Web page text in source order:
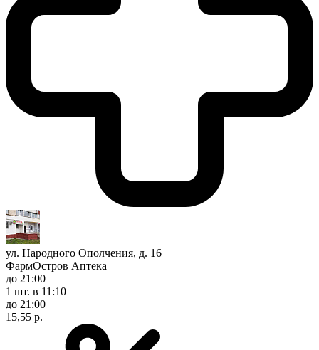
ул. Народного Ополчения, д. 16
ФармОстров Аптека
до 21:00
1 шт. в 11:10
до 21:00
15,55 р.